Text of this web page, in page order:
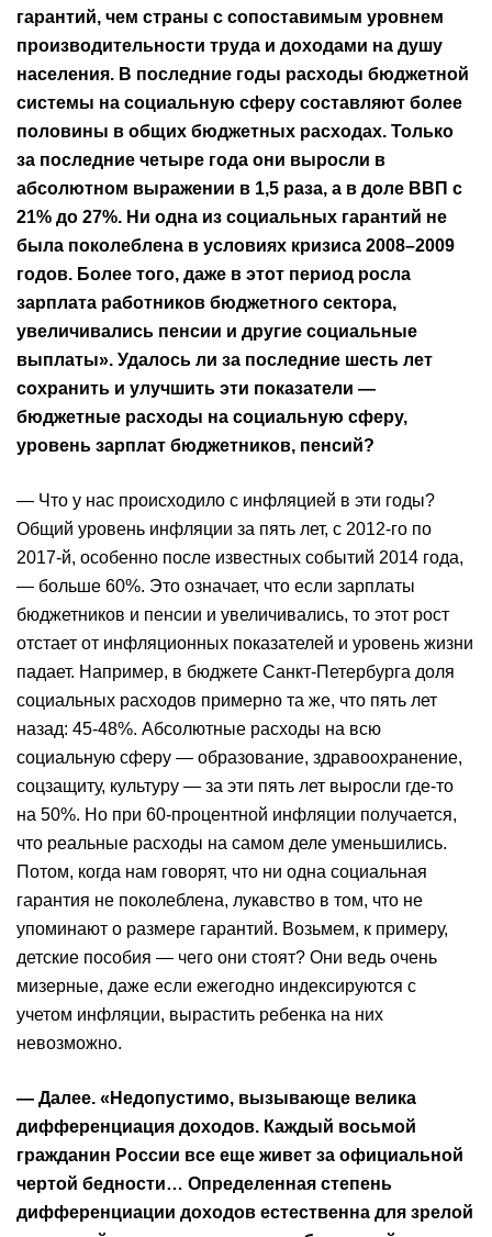
гарантий, чем страны с сопоставимым уровнем
производительности труда и доходами на душу
населения. В последние годы расходы бюджетной
системы на социальную сферу составляют более
половины в общих бюджетных расходах. Только
за последние четыре года они выросли в
абсолютном выражении в 1,5 раза, а в доле ВВП с
21% до 27%. Ни одна из социальных гарантий не
была поколеблена в условиях кризиса 2008–2009
годов. Более того, даже в этот период росла
зарплата работников бюджетного сектора,
увеличивались пенсии и другие социальные
выплаты». Удалось ли за последние шесть лет
сохранить и улучшить эти показатели —
бюджетные расходы на социальную сферу,
уровень зарплат бюджетников, пенсий?
— Что у нас происходило с инфляцией в эти годы?
Общий уровень инфляции за пять лет, с 2012-го по
2017-й, особенно после известных событий 2014 года,
— больше 60%. Это означает, что если зарплаты
бюджетников и пенсии и увеличивались, то этот рост
отстает от инфляционных показателей и уровень жизни
падает. Например, в бюджете Санкт-Петербурга доля
социальных расходов примерно та же, что пять лет
назад: 45-48%. Абсолютные расходы на всю
социальную сферу — образование, здравоохранение,
соцзащиту, культуру — за эти пять лет выросли где-то
на 50%. Но при 60-процентной инфляции получается,
что реальные расходы на самом деле уменьшились.
Потом, когда нам говорят, что ни одна социальная
гарантия не поколеблена, лукавство в том, что не
упоминают о размере гарантий. Возьмем, к примеру,
детские пособия — чего они стоят? Они ведь очень
мизерные, даже если ежегодно индексируются с
учетом инфляции, вырастить ребенка на них
невозможно.
— Далее. «Недопустимо, вызывающе велика
дифференциация доходов. Каждый восьмой
гражданин России все еще живет за официальной
чертой бедности… Определенная степень
дифференциации доходов естественна для зрелой